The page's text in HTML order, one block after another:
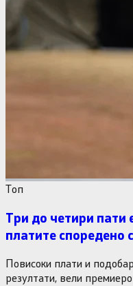
Tоп
Три до четири пати
платите споредено
Повисоки плати и
резултати, вели